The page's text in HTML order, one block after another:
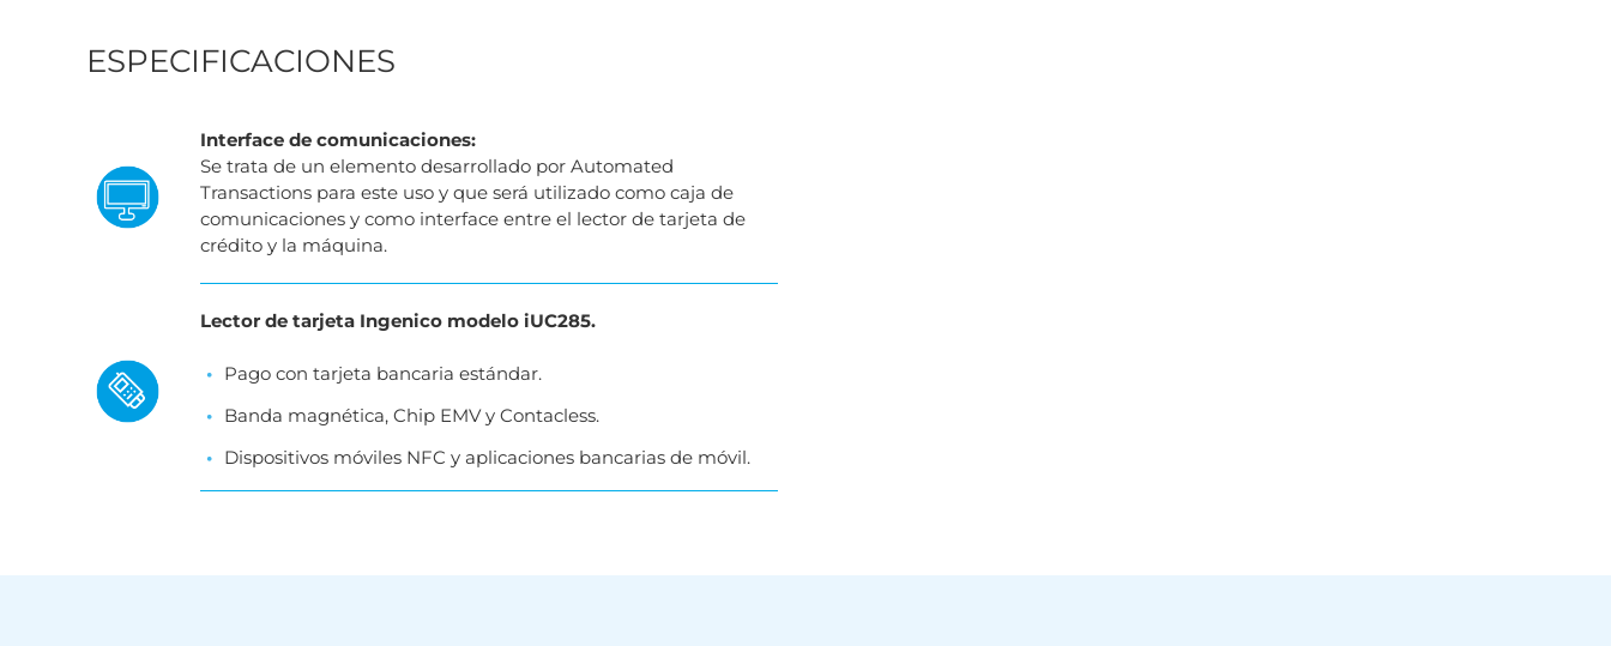
ESPECIFICACIONES
Interface de comunicaciones:
Se trata de un elemento desarrollado por Automated
Transactions para este uso y que será utilizado como caja de
comunicaciones y como interface entre el lector de tarjeta de
crédito y la máquina.
Lector de tarjeta Ingenico modelo iUC285.
Pago con tarjeta bancaria estándar.
Banda magnética, Chip EMV y Contacless.
Dispositivos móviles NFC y aplicaciones bancarias de móvil.